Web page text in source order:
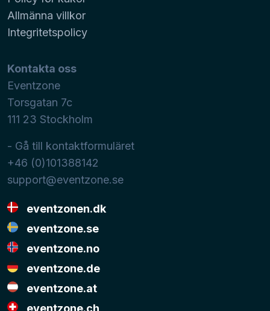
Allmänna villkor
Integritetspolicy
Kontakta oss
Eventzone
Torsgatan 7c
111 23 Stockholm
- Gå till kontaktformuläret
+46 (0)101388142
support@eventzone.se
eventzonen.dk
eventzone.se
eventzone.no
eventzone.de
eventzone.at
eventzone.ch